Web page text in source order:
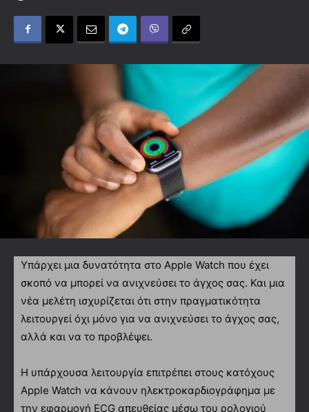
Υπάρχει μια δυνατότητα στο Apple Watch που έχει
σκοπό να μπορεί να ανιχνεύσει το άγχος σας. Και μια
νέα μελέτη ισχυρίζεται ότι στην πραγματικότητα
λειτουργεί όχι μόνο για να ανιχνεύσει το άγχος σας,
αλλά και να το προβλέψει.
Η υπάρχουσα λειτουργία επιτρέπει στους κατόχους
Apple Watch να κάνουν ηλεκτροκαρδιογράφημα με
την εφαρμογή ECG απευθείας μέσω του ρολογιού